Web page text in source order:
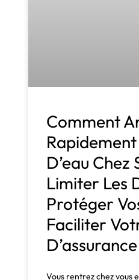
Comment
D’eau Chez
Limiter Les
Protéger
Faciliter
Vous rentrez chez vous